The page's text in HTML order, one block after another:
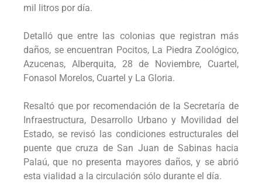
mil litros por día.
Detalló que entre las colonias que registran más
daños, se encuentran Pocitos, La Piedra Zoológico,
Azucenas, Alberquita, 28 de Noviembre, Cuartel,
Fonasol Morelos, Cuartel y La Gloria.
Resaltó que por recomendación de la Secretaría de
Infraestructura, Desarrollo Urbano y Movilidad del
Estado, se revisó las condiciones estructurales del
puente que cruza de San Juan de Sabinas hacia
Palaú, que no presenta mayores daños, y se abrió
esta vialidad a la circulación sólo durante el día.